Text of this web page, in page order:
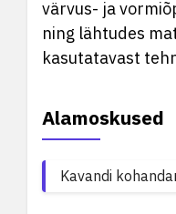
värvus- ja
ning lähtudes
kasutatavast
Alamoskused
Kavandi